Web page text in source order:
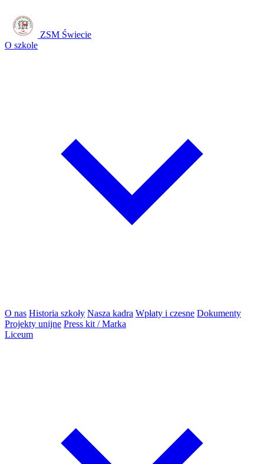
ZSM Świecie
O szkole
O nas Historia szkoły Nasza kadra Wpłaty i czesne Dokumenty
Projekty unijne Press kit / Marka
Liceum